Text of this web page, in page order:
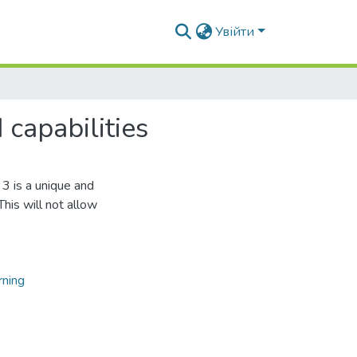
Увійти
capabilities
is a unique and
will not allow